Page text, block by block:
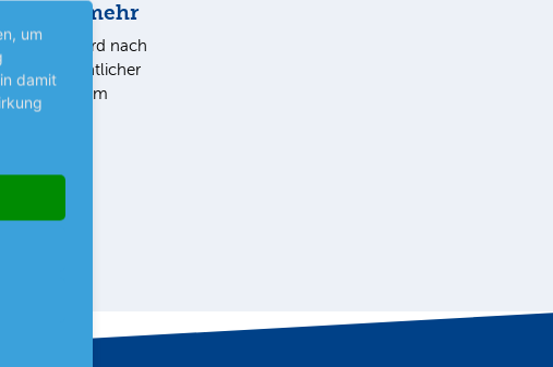
erneut mehr
Amgen wird nach
zuversichtlicher
Beim
um
damit